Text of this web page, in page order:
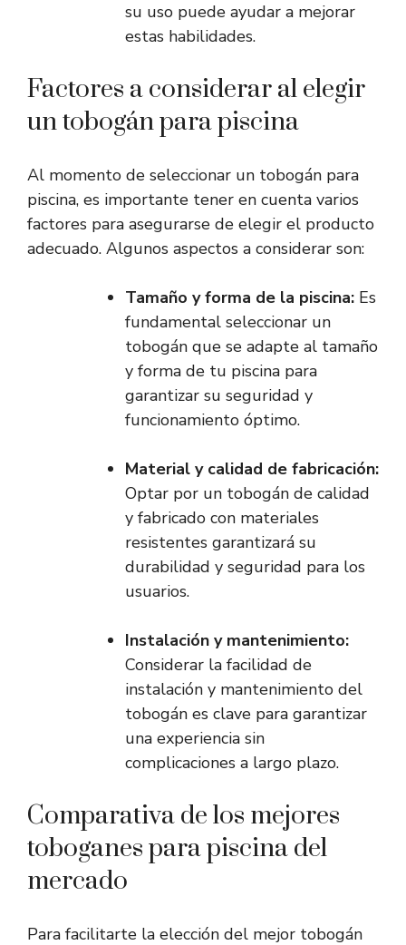
su uso puede ayudar a mejorar
estas habilidades.
Factores a considerar al elegir
un tobogán para piscina
Al momento de seleccionar un tobogán para
piscina, es importante tener en cuenta varios
factores para asegurarse de elegir el producto
adecuado. Algunos aspectos a considerar son:
Tamaño y forma de la piscina: Es
fundamental seleccionar un
tobogán que se adapte al tamaño
y forma de tu piscina para
garantizar su seguridad y
funcionamiento óptimo.
Material y calidad de fabricación:
Optar por un tobogán de calidad
y fabricado con materiales
resistentes garantizará su
durabilidad y seguridad para los
usuarios.
Instalación y mantenimiento:
Considerar la facilidad de
instalación y mantenimiento del
tobogán es clave para garantizar
una experiencia sin
complicaciones a largo plazo.
Comparativa de los mejores
toboganes para piscina del
mercado
Para facilitarte la elección del mejor tobogán